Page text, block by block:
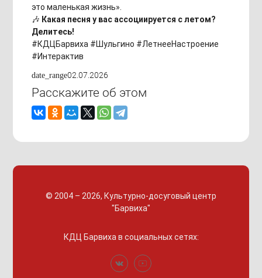
это маленькая жизнь».
🎶 Какая песня у вас ассоциируется с летом?
Делитесь!
#КДЦБарвиха #Шульгино #ЛетнееНастроение
#Интерактив
date_range02.07.2026
Расскажите об этом
© 2004 – 2026, Культурно-досуговый центр
"Барвиха"
КДЦ Барвиха в социальных сетях: